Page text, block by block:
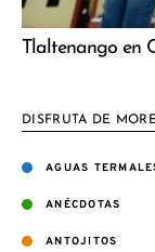
Tlaltenango en
DISFRUTA DE
AGUAS
ANÉCDOTAS
ANTOJITOS